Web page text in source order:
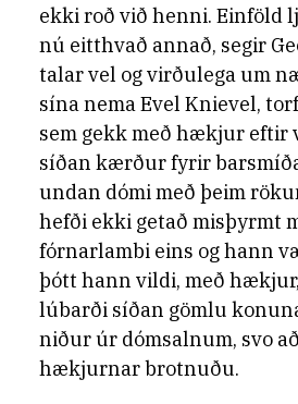
ekki roð við henni. Einföld
nú eitthvað annað, segir
talar vel og virðulega um
sína nema Evel Knievel,
sem gekk með hækjur eftir
síðan kærður fyrir
undan dómi með þeim
hefði ekki getað misþyrmt
fórnarlambi eins og hann
þótt hann vildi, með
lúbarði síðan gömlu
niður úr dómsalnum, svo
hækjurnar brotnuðu.